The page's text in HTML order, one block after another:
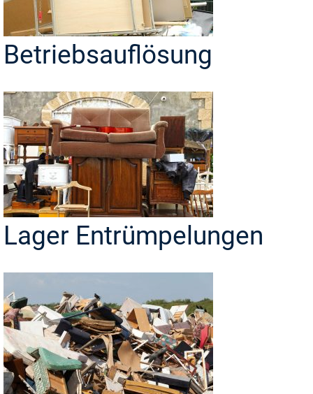
Betriebsauflösung
Lager Entrümpelungen